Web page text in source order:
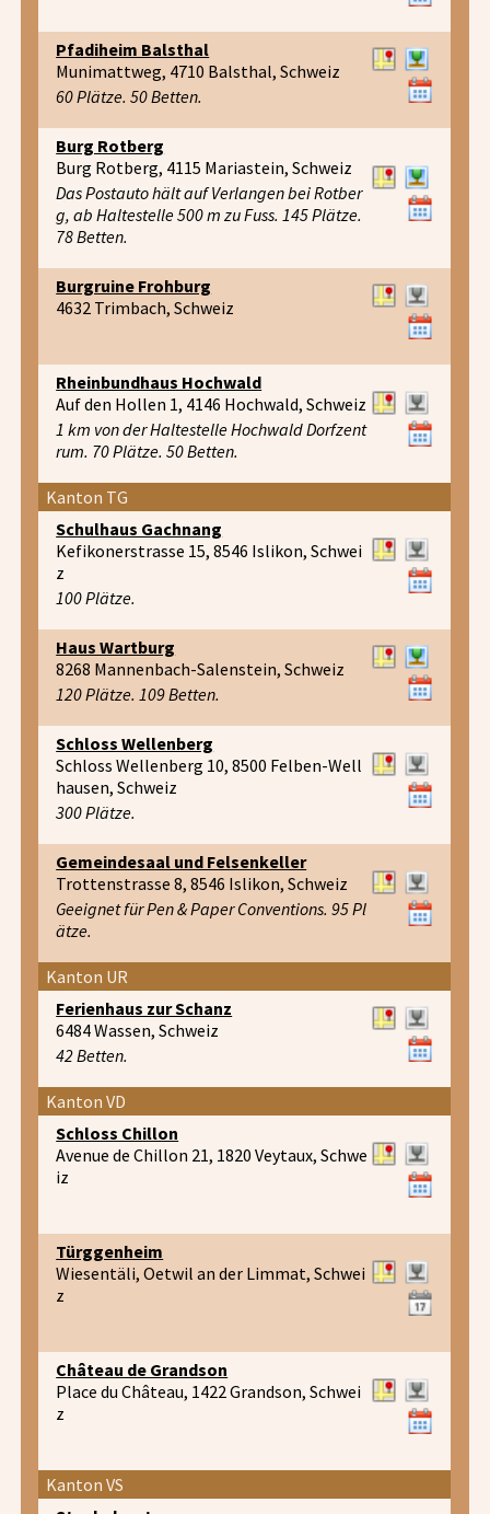
Pfadiheim Balsthal
Munimattweg, 4710 Balsthal, Schweiz
60 Plätze. 50 Betten.
Burg Rotberg
Burg Rotberg, 4115 Mariastein, Schweiz
Das Postauto hält auf Verlangen bei Rotber
g, ab Haltestelle 500 m zu Fuss. 145 Plätze.
78 Betten.
Burgruine Frohburg
4632 Trimbach, Schweiz
Rheinbundhaus Hochwald
Auf den Hollen 1, 4146 Hochwald, Schweiz
1 km von der Haltestelle Hochwald Dorfzent
rum. 70 Plätze. 50 Betten.
Kanton TG
Schulhaus Gachnang
Kefikonerstrasse 15, 8546 Islikon, Schwei
z
100 Plätze.
Haus Wartburg
8268 Mannenbach-Salenstein, Schweiz
120 Plätze. 109 Betten.
Schloss Wellenberg
Schloss Wellenberg 10, 8500 Felben-Well
hausen, Schweiz
300 Plätze.
Gemeindesaal und Felsenkeller
Trottenstrasse 8, 8546 Islikon, Schweiz
Geeignet für Pen & Paper Conventions. 95 Pl
ätze.
Kanton UR
Ferienhaus zur Schanz
6484 Wassen, Schweiz
42 Betten.
Kanton VD
Schloss Chillon
Avenue de Chillon 21, 1820 Veytaux, Schwe
iz
Türggenheim
Wiesentäli, Oetwil an der Limmat, Schwei
z
Château de Grandson
Place du Château, 1422 Grandson, Schwei
z
Kanton VS